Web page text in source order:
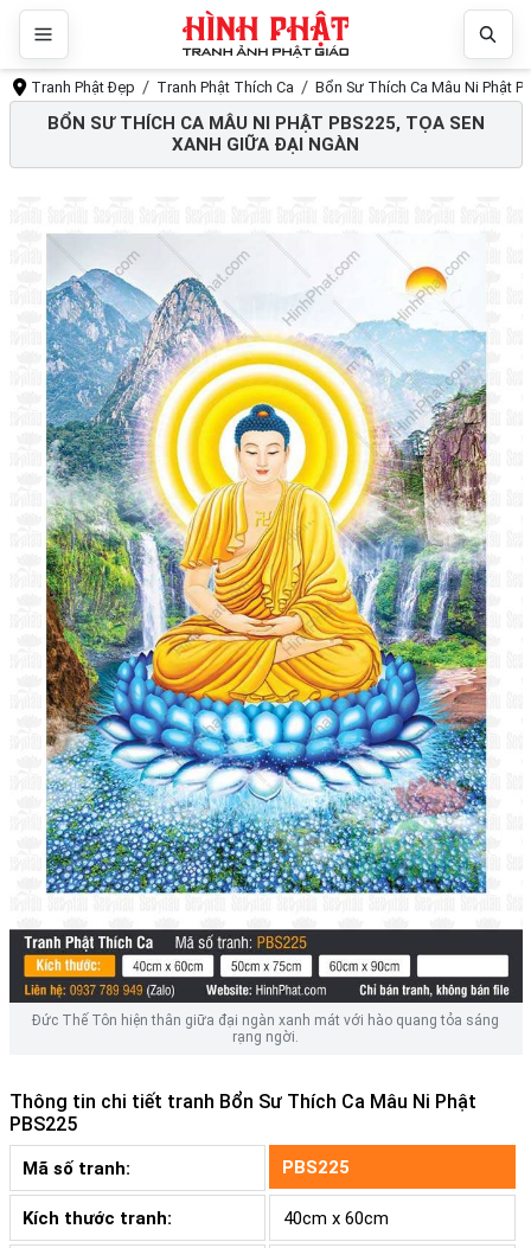
Tranh Phật Đẹp Tranh Phật Thích Ca Bổn Sư Thích Ca Mâu Ni Phật
BỔN SƯ THÍCH CA MÂU NI PHẬT PBS225, TỌA SEN
XANH GIỮA ĐẠI NGÀN
Đức Thế Tôn hiện thân giữa đại ngàn xanh mát với hào quang tỏa sáng
rạng ngời.
Thông tin chi tiết tranh Bổn Sư Thích Ca Mâu Ni Phật
PBS225
Mã số tranh: PBS225
Kích thước tranh: 40cm x 60cm